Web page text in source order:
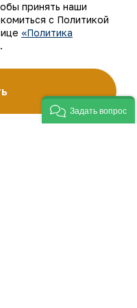
сайта
использования
принять наши
с Политикой
«Политика
.
Задать вопрос